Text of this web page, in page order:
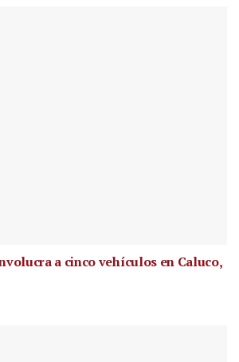
a cinco vehículos en Caluco,